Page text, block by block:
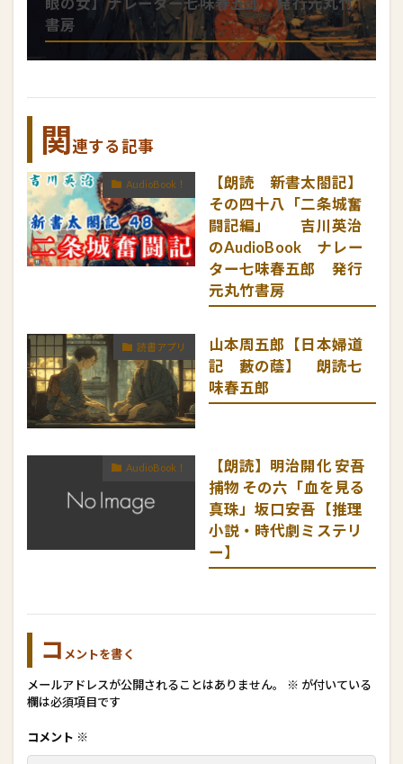
眼の女】ナレーター七味春五郎 発行元丸竹
書房
関連する記事
AudioBook！
【朗読 新書太閤記】
その四十八「二条城奮
闘記編」 吉川英治
のAudioBook ナレー
ター七味春五郎 発行
元丸竹書房
読書アプリ
山本周五郎【日本婦道
記 藪の蔭】 朗読七
味春五郎
AudioBook！
【朗読】明治開化 安吾
捕物 その六「血を見る
真珠」坂口安吾【推理
小説・時代劇ミステリ
ー】
コ メントを書く
メールアドレスが公開されることはありません。 ※ が付いている
欄は必須項目です
コメント ※